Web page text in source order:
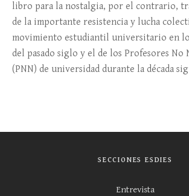
libro para la nostalgia, por el contrario,
de la importante resistencia y lucha
movimiento estudiantil universitario en
del pasado siglo y el de los Profesores No
(PNN) de universidad durante la década
SECCIONES ESDIES
Entrevista